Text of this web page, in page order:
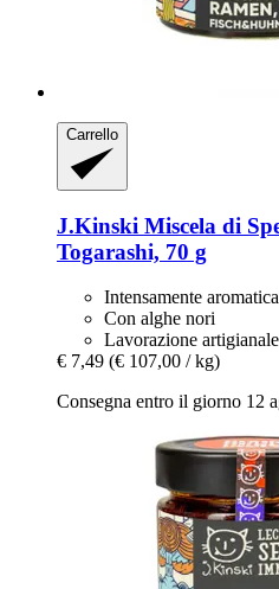
Carrello
J.Kinski Miscela di
Togarashi, 70 g
Intensamente aromatica
Con alghe nori
Lavorazione artigianale
€ 7,49 (€ 107,00 / kg)
Consegna entro il giorno 12